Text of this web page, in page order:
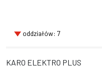
oddziałów: 7
KARO ELEKTRO PLUS